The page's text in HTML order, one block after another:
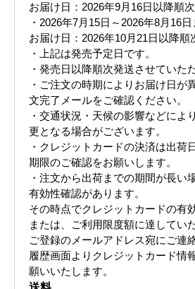
お届け日：2026年9月16日以降順
・2026年7月15日～2026年8月16
お届け日：2026年10月21日以降順
・上記は発売予定日です。
・発売日以降順次発送させていた
・ご注文の時期によりお届け日が
文完了メールをご確認ください。
・交通状況・天候の影響などによ
更となる場合がございます。
・クレジットカードの決済は出荷
期限のご確認をお願いします。
・注文から出荷までの期間が長い
有効性確認があります。
その時点でクレジットカードの有
または、ご利用限度額に達してい
ご登録のメールアドレス宛にご連
履歴画面よりクレジットカード情
願いいたします。